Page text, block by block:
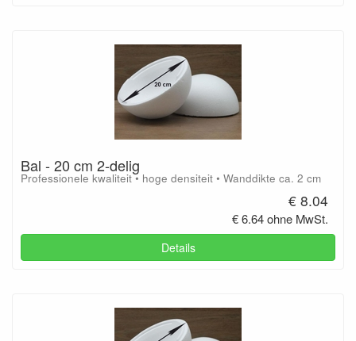
Bal - 20 cm 2-delig
Professionele kwaliteit • hoge densiteit • Wanddikte ca. 2 cm
€ 8.04
€ 6.64 ohne MwSt.
Details